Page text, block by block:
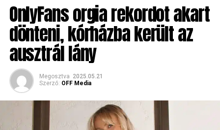
OnlyFans orgia rekordot akart
dönteni, kórházba került az
ausztrál lány
Megosztva 2025.05.21
Szerző: OFF Media